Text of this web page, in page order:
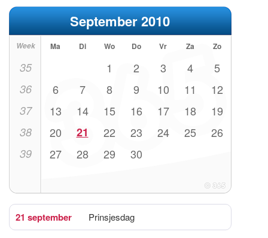
September 2010
Week Ma Di Wo Do Vr Za Zo
35 1 2 3 4 5
36 6 7 8 9 10 11 12
37 13 14 15 16 17 18 19
38 20 21 22 23 24 25 26
39 27 28 29 30
21 september Prinsjesdag